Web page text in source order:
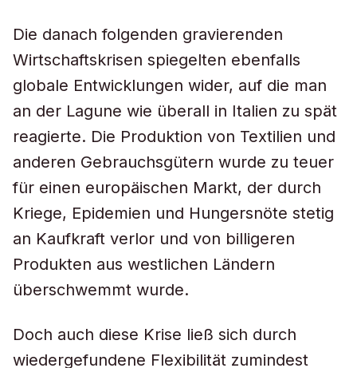
Die danach folgenden gravierenden
Wirtschaftskrisen spiegelten ebenfalls
globale Entwicklungen wider, auf die man
an der Lagune wie überall in Italien zu spät
reagierte. Die Produktion von Textilien und
anderen Gebrauchsgütern wurde zu teuer
für einen europäischen Markt, der durch
Kriege, Epidemien und Hungersnöte stetig
an Kaufkraft verlor und von billigeren
Produkten aus westlichen Ländern
überschwemmt wurde.
Doch auch diese Krise ließ sich durch
wiedergefundene Flexibilität zumindest